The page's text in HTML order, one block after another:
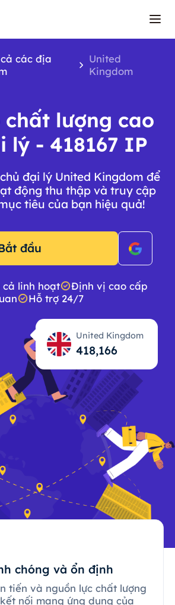
các địa
United
Kingdom
chất lượng cao
lý - 418167 IP
đại lý United Kingdom để
động thu thập và truy cập
tiêu của bạn hiệu quả!
đầu
cả linh hoạt
Định vị cao cấp
Hỗ trợ 24/7
United Kingdom
418,167
chóng và ổn định
tiến và nguồn lực chất lượng
nối mạng ứng dụng của